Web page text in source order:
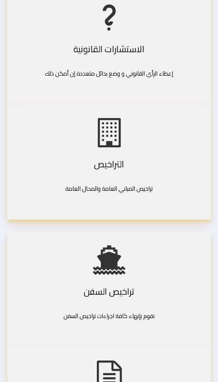
الاستشارات القانونية
إعطاء الرأى القانوني و وضع بدائل متعددة إن أمكن ذلك
التراخيص
تراخيص المباني العامة والمحال العامة
تراخيص السفن
نقوم بإنهاء كافة اجراءات تراخيص السفن